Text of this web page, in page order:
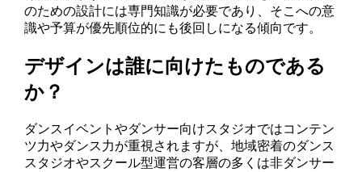
のための設計には専門知識が必要であり、そこへの意
識や予算が優先順位的にも後回しになる傾向です。
デザインは誰に向けたものである
か？
ダンスイベントやダンサー向けスタジオではコンテン
ツ力やダンス力が重視されますが、地域密着のダンス
スタジオやスクール型運営の客層の多くは非ダンサー